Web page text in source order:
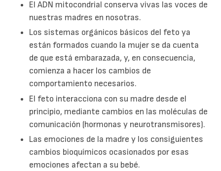
El ADN mitocondrial conserva vivas las voces de
nuestras madres en nosotras.
Los sistemas orgánicos básicos del feto ya
están formados cuando la mujer se da cuenta
de que está embarazada, y, en consecuencia,
comienza a hacer los cambios de
comportamiento necesarios.
El feto interacciona con su madre desde el
principio, mediante cambios en las moléculas de
comunicación (hormonas y neurotransmisores).
Las emociones de la madre y los consiguientes
cambios bioquímicos ocasionados por esas
emociones afectan a su bebé.